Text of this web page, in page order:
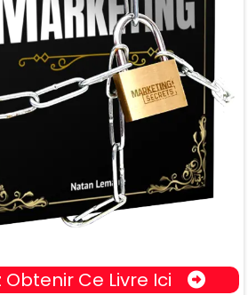
Obtenir Ce Livre Ici